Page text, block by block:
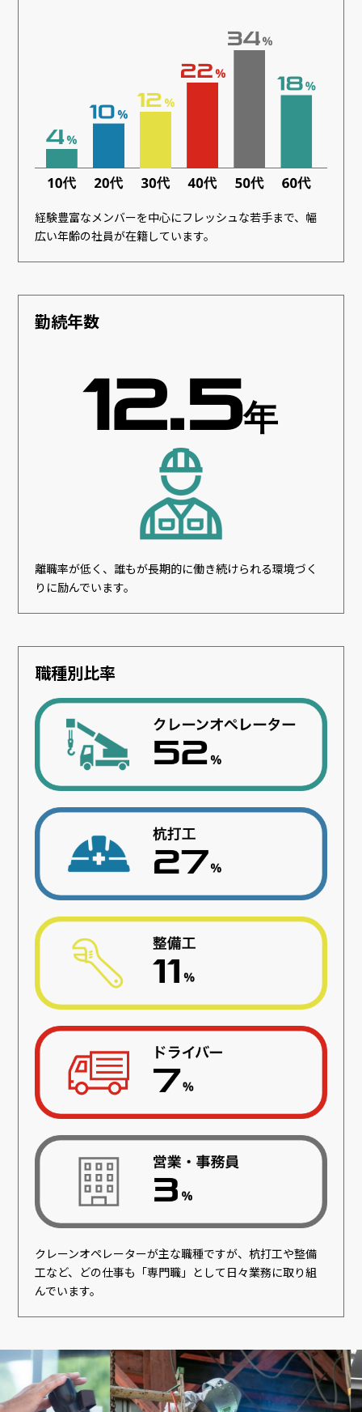
経験豊富なメンバーを中心にフレッシュな若手まで、幅
広い年齢の社員が在籍しています。
勤続年数
12.5年
離職率が低く、誰もが長期的に働き続けられる環境づく
りに励んでいます。
職種別比率
クレーンオペレーターが主な職種ですが、杭打工や整備
工など、どの仕事も「専門職」として日々業務に取り組
んでいます。